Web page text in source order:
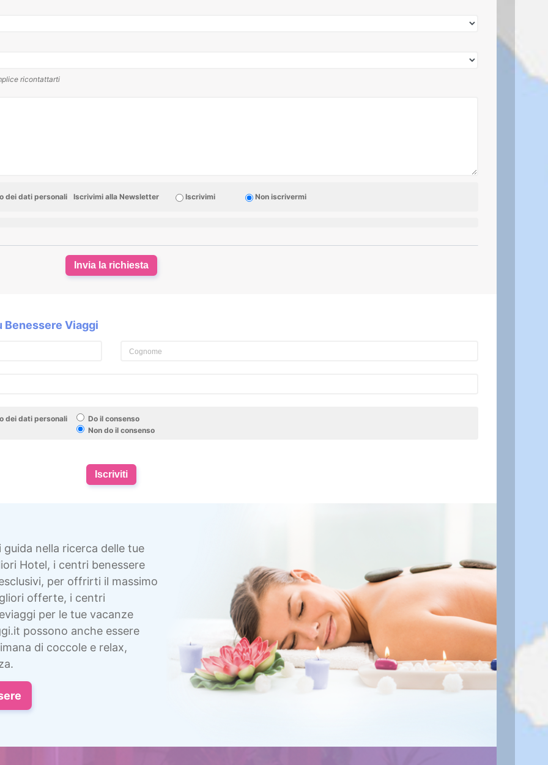
ricontattarti
dei dati personali Iscrivimi alla Newsletter Iscrivimi Non iscrivermi
Invia la richiesta
Viaggi
dei dati personali
Do il consenso
Non do il consenso
Iscriviti
nella ricerca delle tue
Hotel, i centri benessere
per offrirti il massimo
offerte, i centri
per le tue vacanze
possono anche essere
di coccole e relax,